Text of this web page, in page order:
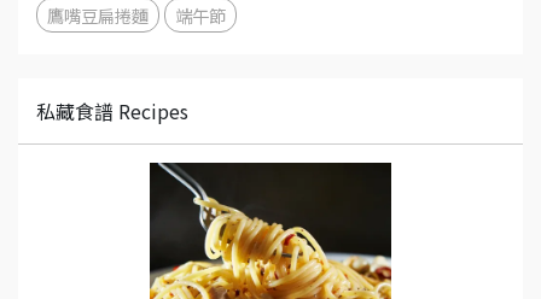
鷹嘴豆扁捲麵
端午節
私藏食譜 Recipes